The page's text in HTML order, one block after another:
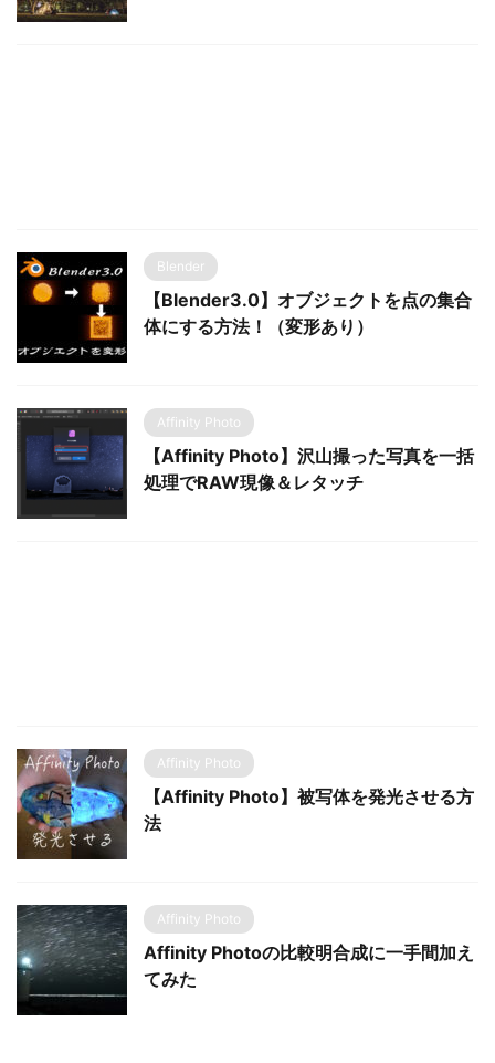
Blender
【Blender3.0】オブジェクトを点の集合
体にする方法！（変形あり）
Affinity Photo
【Affinity Photo】沢山撮った写真を一括
処理でRAW現像＆レタッチ
Affinity Photo
【Affinity Photo】被写体を発光させる方
法
Affinity Photo
Affinity Photoの比較明合成に一手間加え
てみた